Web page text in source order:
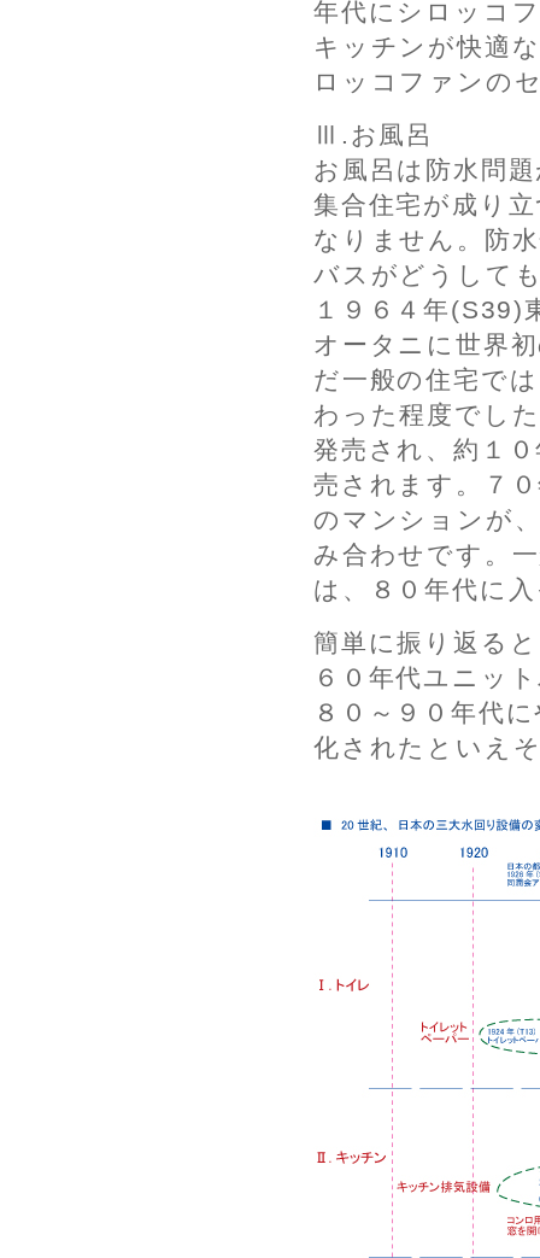
年代にシロッコ
キッチンが快適
ロッコファンの
Ⅲ.お風呂
お風呂は防水問
集合住宅が成り
なりません。防
バスがどうして
１９６４年(S39)
オータニに世界
だ一般の住宅で
わった程度でし
発売され、約１
売されます。７
のマンションが
み合わせです。
は、８０年代に
簡単に振り返る
６０年代ユニッ
８０～９０年代
化されたといえ